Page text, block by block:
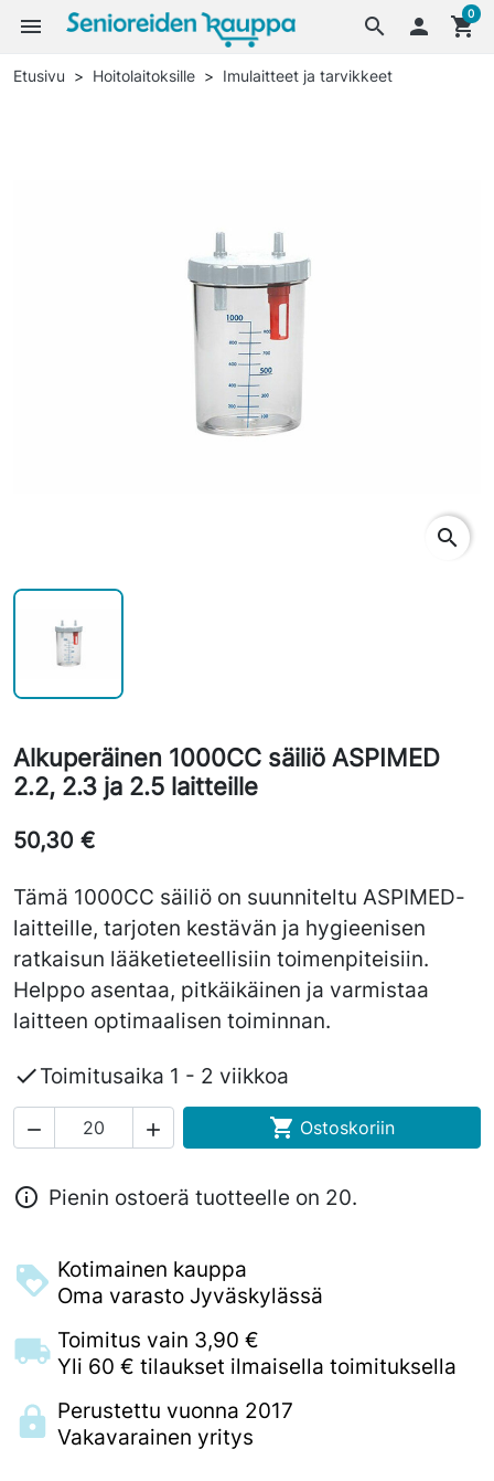
search
menu  shopping_cart
0
Etusivu Hoitolaitoksille Imulaitteet ja tarvikkeet
search
Alkuperäinen 1000CC säiliö ASPIMED
2.2, 2.3 ja 2.5 laitteille
50,30 €
Tämä 1000CC säiliö on suunniteltu ASPIMED-
laitteille, tarjoten kestävän ja hygieenisen
ratkaisun lääketieteellisiin toimenpiteisiin.
Helppo asentaa, pitkäikäinen ja varmistaa
laitteen optimaalisen toiminnan.
Toimitusaika 1 - 2 viikkoa
   Ostoskoriin
 Pienin ostoerä tuotteelle on 20.
Kotimainen kauppa
Oma varasto Jyväskylässä
Toimitus vain 3,90 €
Yli 60 € tilaukset ilmaisella toimituksella
Perustettu vuonna 2017
Vakavarainen yritys